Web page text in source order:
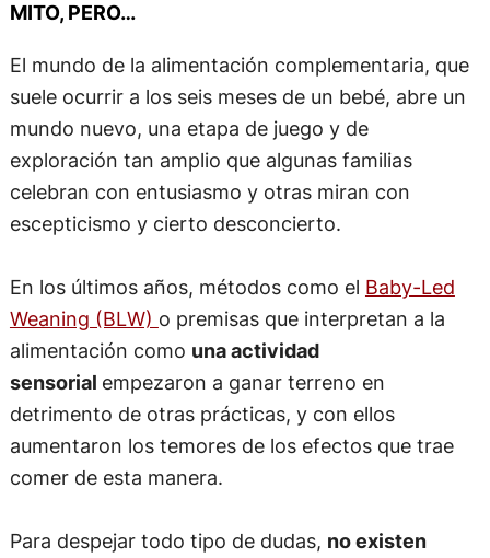
MITO, PERO…
El mundo de la alimentación complementaria, que
suele ocurrir a los seis meses de un bebé, abre un
mundo nuevo, una etapa de juego y de
exploración tan amplio que algunas familias
celebran con entusiasmo y otras miran con
escepticismo y cierto desconcierto.
En los últimos años, métodos como el Baby-Led
Weaning (BLW) o premisas que interpretan a la
alimentación como una actividad
sensorial empezaron a ganar terreno en
detrimento de otras prácticas, y con ellos
aumentaron los temores de los efectos que trae
comer de esta manera.
Para despejar todo tipo de dudas, no existen